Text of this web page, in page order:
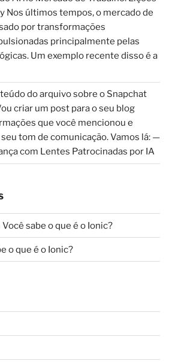
Nos últimos tempos, o mercado de
por transformações
principalmente pelas
Um exemplo recente disso é a
do arquivo sobre o Snapchat
criar um post para o seu blog
que você mencionou e
tom de comunicação. Vamos lá: —
com Lentes Patrocinadas por IA
Você sabe o que é o Ionic?
o que é o Ionic?